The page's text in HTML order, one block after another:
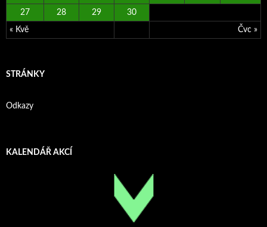
« Kvě Čvc »
27 28 29 30
STRÁNKY
Odkazy
KALENDÁŘ AKCÍ